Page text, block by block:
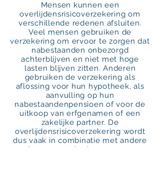
Mensen kunnen een
overlijdensrisicoverzekering om
verschillende redenen afsluiten.
Veel mensen gebruiken de
verzekering om ervoor te zorgen dat
nabestaanden onbezorgd
achterblijven en niet met hoge
lasten blijven zitten. Anderen
gebruiken de verzekering als
aflossing voor hun hypotheek, als
aanvulling op hun
nabestaandenpensioen of voor de
uitkoop van erfgenamen of een
zakelijke partner. De
overlijdensrisicoverzekering wordt
dus vaak in combinatie met andere
levensverzekeringsvormen